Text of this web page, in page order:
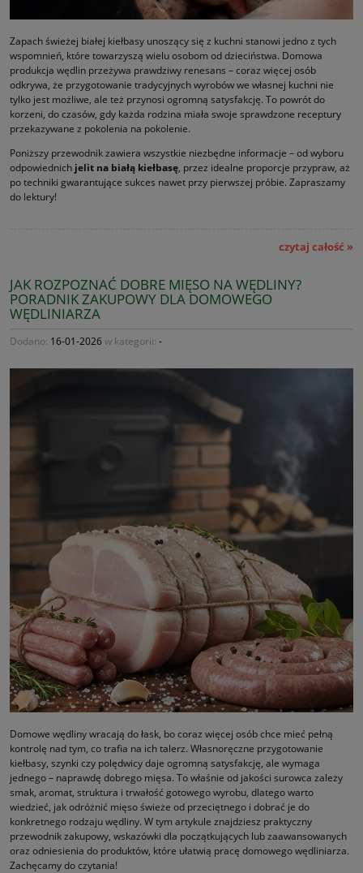
Zapach świeżej białej kiełbasy unoszący się z kuchni stanowi jedno z tych
wspomnień, które towarzyszą wielu osobom od dzieciństwa. Domowa
produkcja wędlin przeżywa prawdziwy renesans – coraz więcej osób
odkrywa, że przygotowanie tradycyjnych wyrobów we własnej kuchni nie
tylko jest możliwe, ale też przynosi ogromną satysfakcję. To powrót do
korzeni, do czasów, gdy każda rodzina miała swoje sprawdzone receptury
przekazywane z pokolenia na pokolenie.
Poniższy przewodnik zawiera wszystkie niezbędne informacje – od wyboru
odpowiednich jelit na białą kiełbasę, przez idealne proporcje przypraw, aż
po techniki gwarantujące sukces nawet przy pierwszej próbie. Zapraszamy
do lektury!
czytaj całość »
JAK ROZPOZNAĆ DOBRE MIĘSO NA WĘDLINY?
PORADNIK ZAKUPOWY DLA DOMOWEGO
WĘDLINIARZA
Dodano: 16-01-2026w kategorii: -
Domowe wędliny wracają do łask, bo coraz więcej osób chce mieć pełną
kontrolę nad tym, co trafia na ich talerz. Własnoręczne przygotowanie
kiełbasy, szynki czy polędwicy daje ogromną satysfakcję, ale wymaga
jednego – naprawdę dobrego mięsa. To właśnie od jakości surowca zależy
smak, aromat, struktura i trwałość gotowego wyrobu, dlatego warto
wiedzieć, jak odróżnić mięso świeże od przeciętnego i dobrać je do
konkretnego rodzaju wędliny. W tym artykule znajdziesz praktyczny
przewodnik zakupowy, wskazówki dla początkujących lub zaawansowanych
oraz odniesienia do produktów, które ułatwią pracę domowego wędliniarza.
Zachęcamy do czytania!